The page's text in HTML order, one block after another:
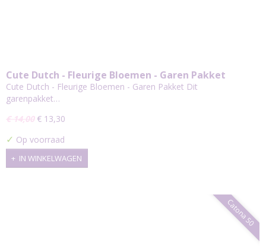
Cute Dutch - Fleurige Bloemen - Garen Pakket
Cute Dutch - Fleurige Bloemen - Garen Pakket Dit
garenpakket…
€ 14,00 € 13,30
✓ Op voorraad
IN WINKELWAGEN
Catona 50